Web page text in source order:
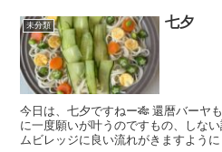
未分類 七夕
今日は、七夕ですねー🎋 還暦バーヤも、願い事しようかなー😃 一年
に一度願いが叶うのですもの、しない訳